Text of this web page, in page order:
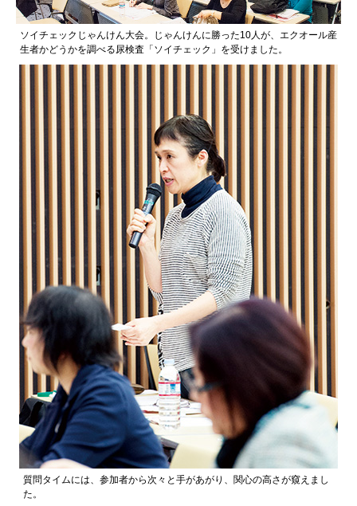
ソイチェックじゃんけん大会。じゃんけんに勝った10人が、エクオール産
生者かどうかを調べる尿検査「ソイチェック」を受けました。
質問タイムには、参加者から次々と手があがり、関心の高さが窺えまし
た。